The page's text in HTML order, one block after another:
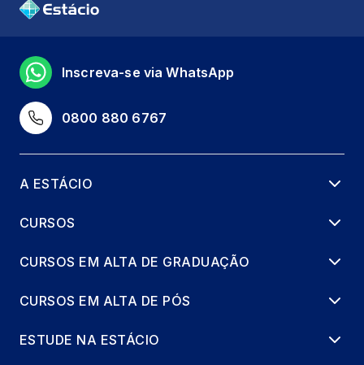
0800 880 6767
Inscreva-se via WhatsApp
A ESTÁCIO
CURSOS
CURSOS EM ALTA DE GRADUAÇÃO
CURSOS EM ALTA DE PÓS
ESTUDE NA ESTÁCIO